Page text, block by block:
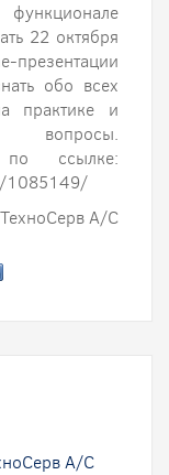
22 октября
обо всех
практике и
вопросы.
по ссылке:
1085149/
А/С
А/С